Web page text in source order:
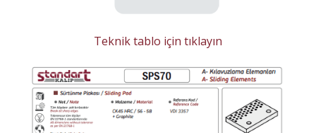
Teknik tablo için tıklayın